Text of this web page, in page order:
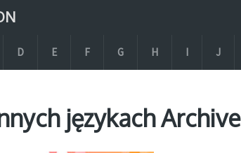
D E F G H I J
językach Archive